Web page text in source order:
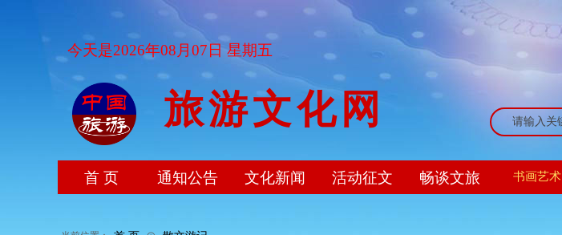
旅游文化网
首 页 通知公告 文化新闻 活动征文 畅谈文旅 书画艺术
今天是2026年08月07日 星期五